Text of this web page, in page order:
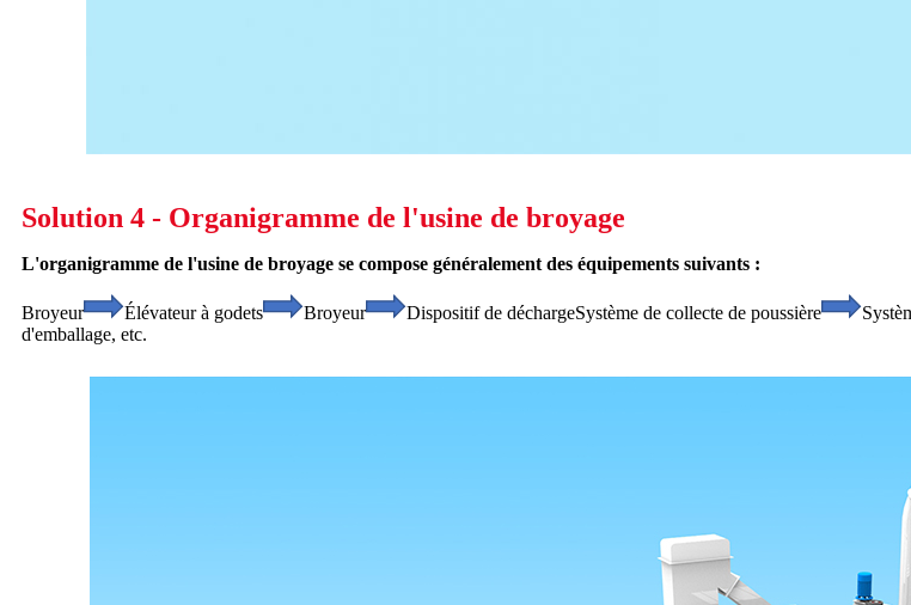
Solution 4 - Organigramme de l'usine de broyage
L'organigramme de l'usine de broyage se compose généralement des équipements suivants :
Broyeur Élévateur à godets Broyeur Dispositif de déchargeSystème de collecte de poussière
d'emballage, etc.